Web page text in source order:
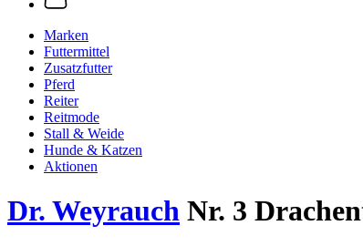
Marken
Futtermittel
Zusatzfutter
Pferd
Reiter
Reitmode
Stall & Weide
Hunde & Katzen
Aktionen
Dr. Weyrauch Nr. 3